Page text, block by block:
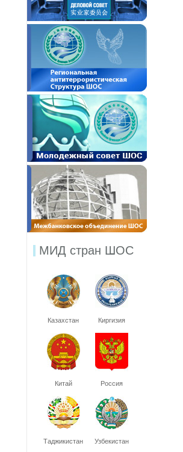
МИД стран ШОС
Казахстан Киргизия
Китай Россия
Таджикистан Узбекистан